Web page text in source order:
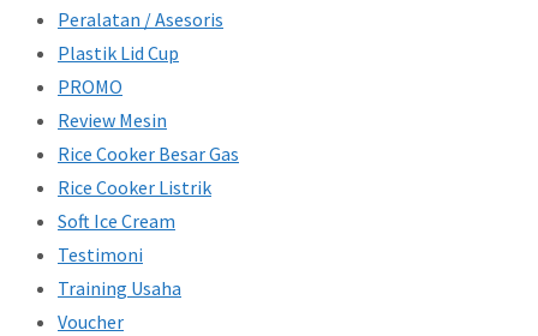
Peralatan / Asesoris
Plastik Lid Cup
PROMO
Review Mesin
Rice Cooker Besar Gas
Rice Cooker Listrik
Soft Ice Cream
Testimoni
Training Usaha
Voucher